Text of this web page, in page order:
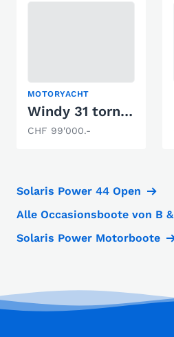
MOTORYACHT
Windy 31 tornado
CHF 99'000.-
Solaris Power 44 Open
Alle Occasionsboote von B &
Solaris Power Motorboote